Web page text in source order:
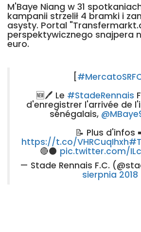
M'Baye Niang w 31
kampanii strzelił 4 bramki i
asysty. Portal
perspektywicznego snajpera
euro.
🆕🖊 Le #StadeRennais
d'enregistrer l'arrivée de
sénégalais,
📝 Plus d'infos
https://t.co/VHRCuqIhxh
🔴⚫ pic.twitter.com/
— Stade Rennais F.C.
sierpnia 2018